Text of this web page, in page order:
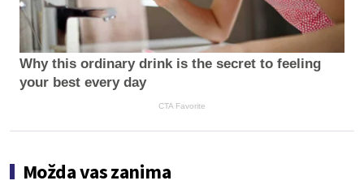
Why this ordinary drink is the secret to feeling
your best every day
CTA Favorite
Možda vas zanima